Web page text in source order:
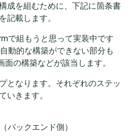
成を組むために、下記に箇条書
記載します。
で組もうと思って実装中です
動的な構築ができない部分も
の構築などが該当します。
となります。それぞれのステッ
いきます。
バックエンド側）